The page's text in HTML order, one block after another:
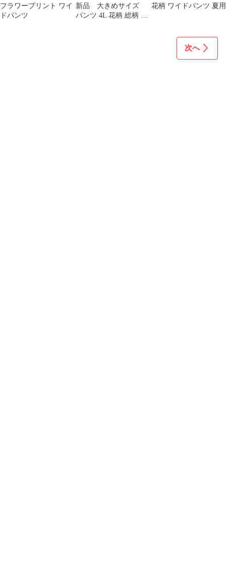
フラワープリント ワイ
ドパンツ
新品 大きめサイズ
パンツ 4L 花柄 総柄 小
花柄 ワイドパンツ 夏用
次へ